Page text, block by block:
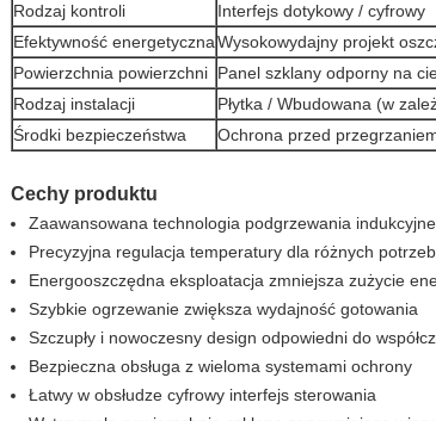
Rodzaj kontroli
Interfejs dotykowy / cyfrowy
Efektywność energetycznaWysokowydajny projekt
Powierzchnia powierzchni Panel szklany odporny na
Rodzaj instalacji
Płytka / Wbudowana (w
Środki bezpieczeństwa
Ochrona przed
Cechy produktu
Zaawansowana technologia podgrzewania
Precyzyjna regulacja temperatury dla różnych
Energooszczędna eksploatacja zmniejsza zużycie
Szybkie ogrzewanie zwiększa wydajność gotowania
Szczupły i nowoczesny design odpowiedni do
Bezpieczna obsługa z wieloma systemami ochrony
Łatwy w obsłudze cyfrowy interfejs sterowania